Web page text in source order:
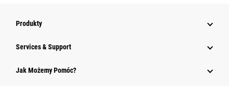
Produkty
Services & Support
Jak Możemy Pomóc?